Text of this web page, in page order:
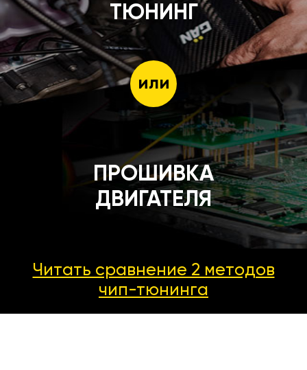
ТЮНИНГ
или
ПРОШИВКА
ДВИГАТЕЛЯ
Читать сравнение 2 методов
чип-тюнинга